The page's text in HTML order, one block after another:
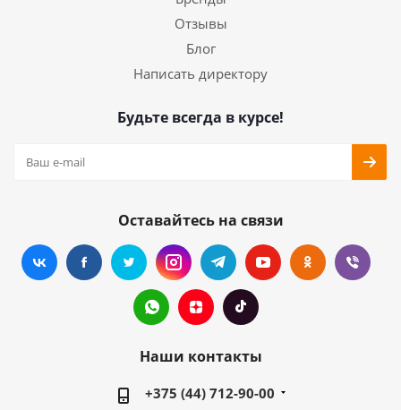
Отзывы
Блог
Написать директору
Будьте всегда в курсе!
Оставайтесь на связи
Наши контакты
+375 (44) 712-90-00